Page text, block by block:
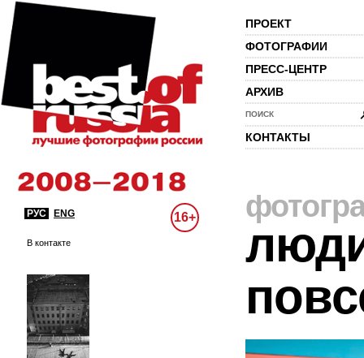
ПРОЕКТ
ФОТОГРАФИИ
ПРЕСС-ЦЕНТР
АРХИВ
ПОИСК
КОНТАКТЫ
РУС ENG 16+
В контакте